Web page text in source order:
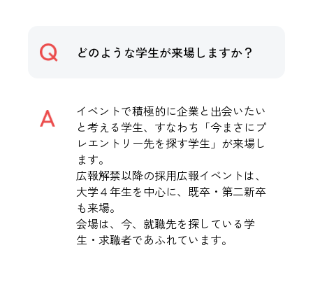
どのような学生が来場しますか？
イベントで積極的に企業と出会いたい
と考える学生、すなわち「今まさにプ
レエントリー先を探す学生」が来場し
ます。
広報解禁以降の採用広報イベントは、
大学４年生を中心に、既卒・第二新卒
も来場。
会場は、今、就職先を探している学
生・求職者であふれています。